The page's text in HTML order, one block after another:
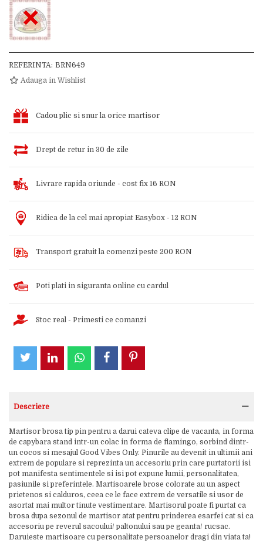
×
REFERINTA: BRN649
Adauga in Wishlist
Cadou plic si snur la orice martisor
Drept de retur in 30 de zile
Livrare rapida oriunde - cost fix 16 RON
Ridica de la cel mai apropiat Easybox - 12 RON
Transport gratuit la comenzi peste 200 RON
Poti plati in siguranta online cu cardul
Stoc real - Primesti ce comanzi
Descriere
Martisor brosa tip pin pentru a darui cateva clipe de vacanta, in forma
de capybara stand intr-un colac in forma de flamingo, sorbind dintr-
un cocos si mesajul Good Vibes Only. Pinurile au devenit in ultimii ani
extrem de populare si reprezinta un accesoriu prin care purtatorii isi
pot manifesta sentimentele si isi pot expune lumii, personalitatea,
pasiunile si preferintele. Martisoarele brose colorate au un aspect
prietenos si calduros, ceea ce le face extrem de versatile si usor de
asortat mai multor tinute vestimentare. Martisorul poate fi purtat ca
brosa dupa sezonul de martisor atat pentru prinderea esarfei cat si ca
accesoriu pe reverul sacoului/ paltonului sau pe geanta/ rucsac.
Daruieste martisoare cu personalitate persoanelor dragi din viata ta!